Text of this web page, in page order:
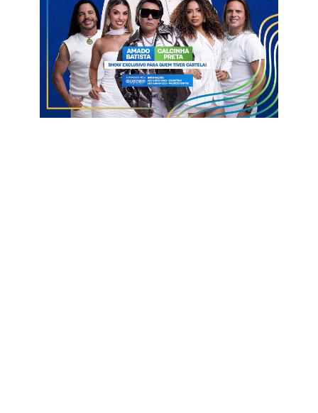
integração e ajudando nas relações interpessoais. O uso da
prática na unidade permite que os pacientes interajam com a
comunidade hospitalar cantando, dançando, tocando
instrumentos ou apenas ouvindo e apreciando diferentes
músicas. Com isso, é possível desenvolver potenciais,
restabelecer as funções, contribuindo com a prevenção e a
promoção da qualidade de vida dos indivíduos.